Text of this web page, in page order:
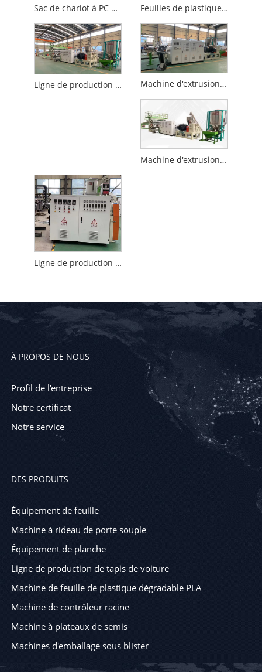
Sac de chariot à PC d'ABS faisant la machine Feuilles de plastique ABS faisant la machine
Ligne de production de feuilles ABS Machine d'extrusion de feuilles de plastique PC
Machine d'extrusion de feuilles de plastique ABS
Ligne de production composite de coextrusion-waterstop TPE + non-tissé
À PROPOS DE NOUS
Profil de l'entreprise
Notre certificat
Notre service
DES PRODUITS
Équipement de feuille
Machine à rideau de porte souple
Équipement de planche
Ligne de production de tapis de voiture
Machine de feuille de plastique dégradable PLA
Machine de contrôleur racine
Machine à plateaux de semis
Machines d'emballage sous blister